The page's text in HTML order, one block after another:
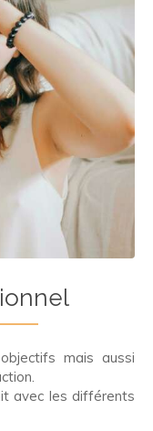
mais aussi
avec les différents